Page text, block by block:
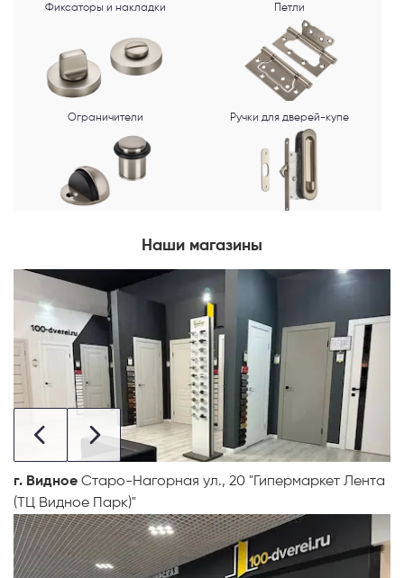
Фиксаторы и накладки Петли
Ограничители Ручки для дверей-купе
Наши магазины
г. Видное Старо-Нагорная ул., 20 "Гипермаркет Лента
(ТЦ Видное Парк)"